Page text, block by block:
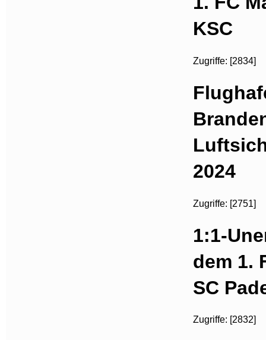
KSC
Zugriffe: [2834]
2024
Zugriffe: [2751]
1:1-
dem 1.
SC
Zugriffe: [2832]